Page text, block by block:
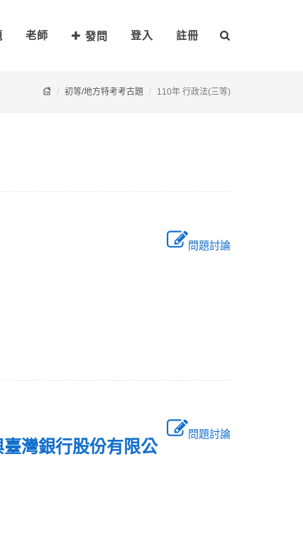
老師 發問 登入 註冊
初等/地方特考考古題 110年 行政法(三等)
問題討論
問題討論
灣銀行股份有限公